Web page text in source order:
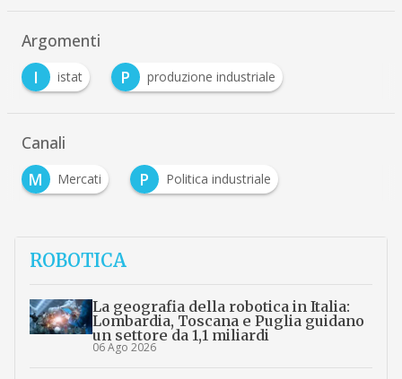
Argomenti
I
istat P produzione industriale
Canali
M
Mercati P Politica industriale
ROBOTICA
La geografia della robotica in Italia:
Lombardia, Toscana e Puglia guidano
un settore da 1,1 miliardi
06 Ago 2026